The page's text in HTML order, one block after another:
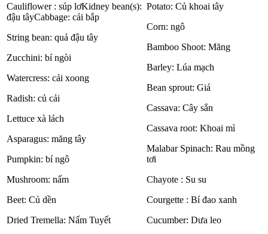
Cauliflower : súp lơKidney bean(s):
đậu tâyCabbage: cải bắp
String bean: quả đậu tây
Zucchini: bí ngòi
Watercress: cải xoong
Radish: củ cải
Lettuce xà lách
Asparagus: măng tây
Pumpkin: bí ngô
Mushroom: nấm
Beet: Củ dền
Dried Tremella: Nấm Tuyết
Potato: Củ khoai tây
Corn: ngô
Bamboo Shoot: Măng
Barley: Lúa mạch
Bean sprout: Giá
Cassava: Cây sắn
Cassava root: Khoai mì
Malabar Spinach: Rau mồng
tơi
Chayote : Su su
Courgette : Bí đao xanh
Cucumber: Dưa leo